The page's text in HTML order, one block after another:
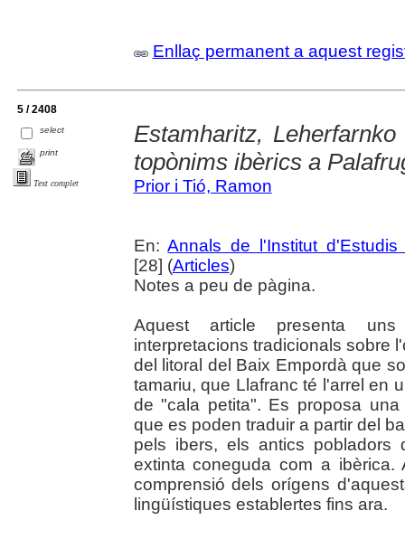
Enllaç permanent a aquest
5 / 2408
select
print
Text complet
Estamharitz,
topònims ibèrics a
Prior i Tió, Ramon
En:Annals de l'Institut d'Estudis
[28] (Articles)
Notes a peu de pàgina.
Aquest article presenta
interpretacions tradicionals sobre
del litoral del Baix Empordà que
tamariu, que Llafranc té l'arrel en
de "cala petita". Es proposa
que es poden traduir a partir del
pels ibers, els antics pobladors
extinta coneguda com a ibèrica.
comprensió dels orígens
lingüístiques establertes fins ara.